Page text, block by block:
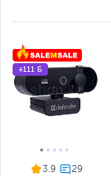
3.9
+111 Б